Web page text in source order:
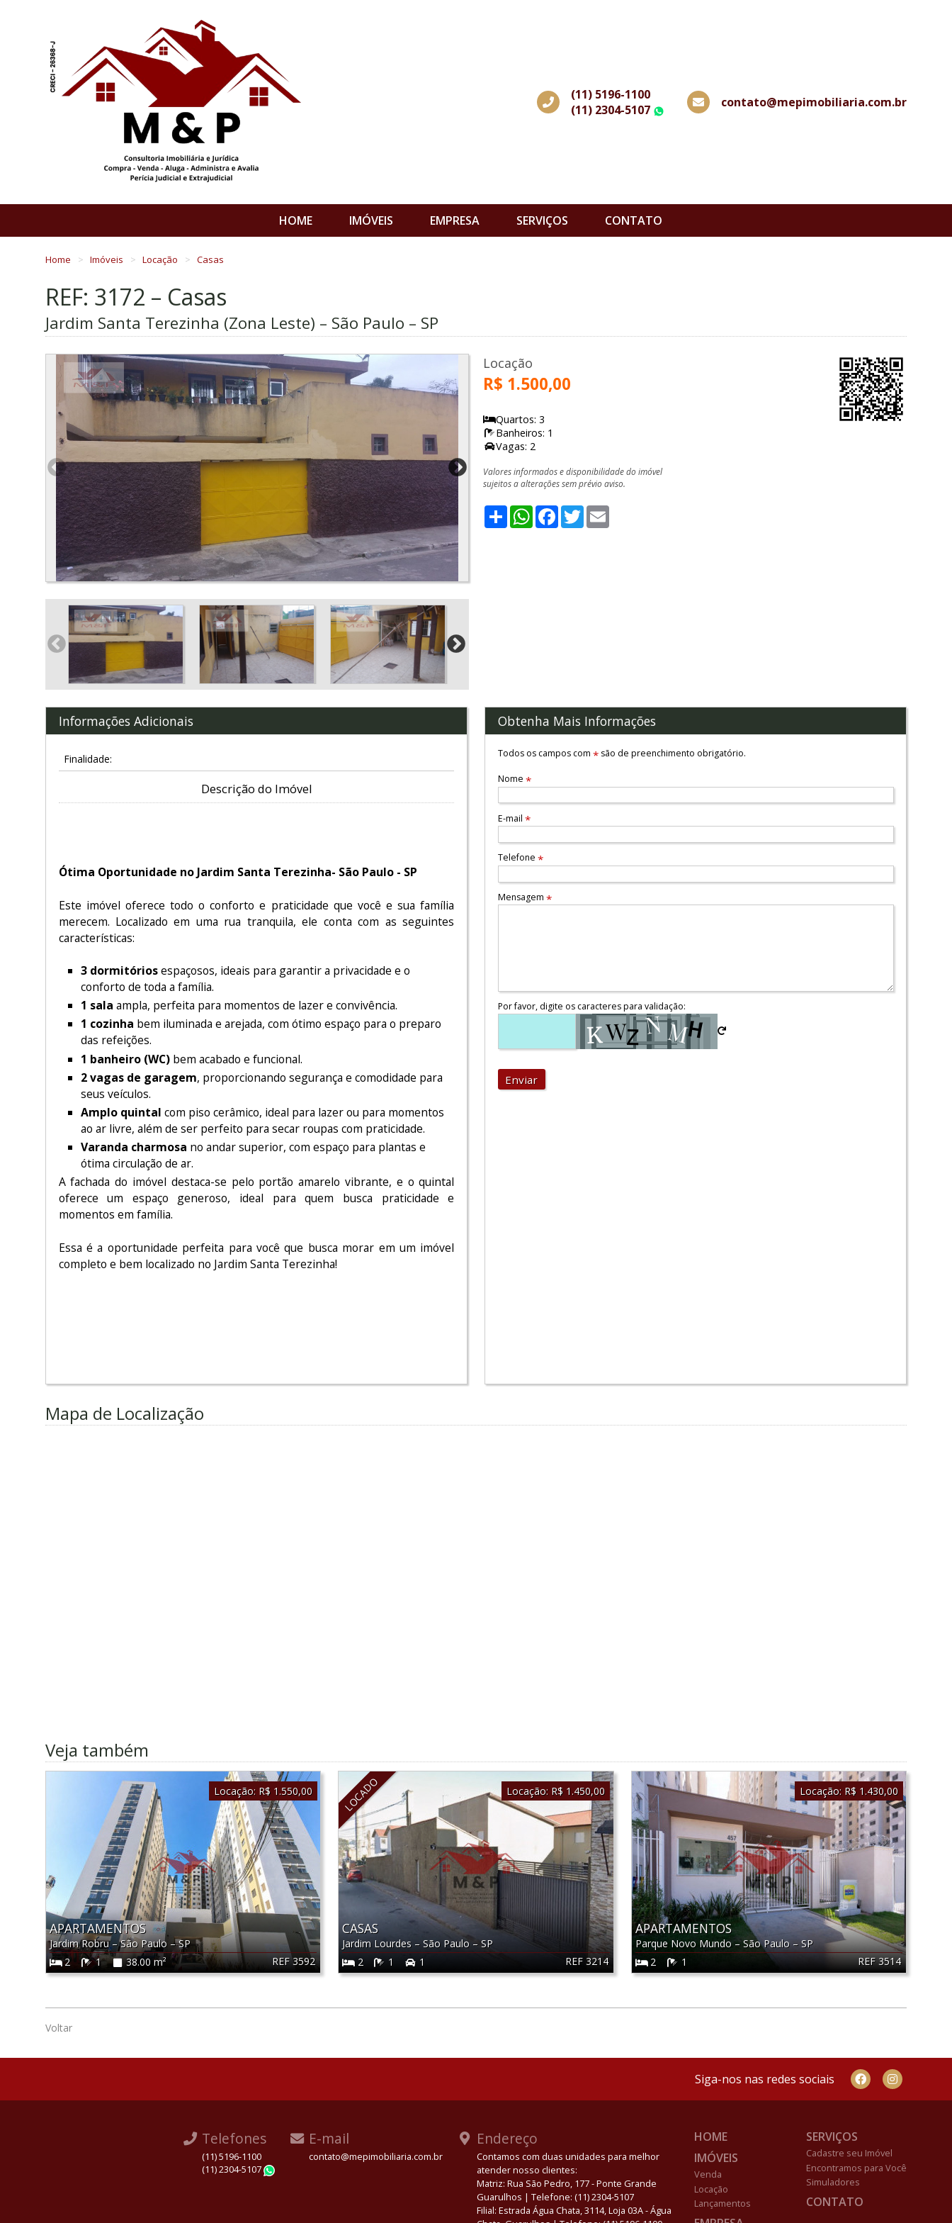
(11) 5196-1100
(11) 2304-5107
WhatsApp
contato@mepimobiliaria.com.br
HOME IMÓVEIS EMPRESA SERVIÇOS CONTATO
Home Imóveis Locação Casas
REF: 3172 – Casas
Jardim Santa Terezinha (Zona Leste) – São Paulo – SP
Locação
R$ 1.500,00
Quartos: 3
Banheiros: 1
Vagas: 2
Valores informados e disponibilidade do imóvel
sujeitos a alterações sem prévio aviso.
ShareWhatsApp
Facebook
Twitter
Informações Adicionais
Finalidade:
Descrição do Imóvel
Ótima Oportunidade no Jardim Santa Terezinha- São Paulo - SP
Este imóvel oferece todo o conforto e praticidade que você e sua família
merecem. Localizado em uma rua tranquila, ele conta com as seguintes
características:
3 dormitóriosespaçosos, ideais para garantir a privacidade e o
conforto de toda a família.
1 sala ampla, perfeita para momentos de lazer e convivência.
1 cozinha bem iluminada e arejada, com ótimo espaço para o preparo
das refeições.
1 banheiro (WC) bem acabado e funcional.
2 vagas de garagem, proporcionando segurança e comodidade para
seus veículos.
Amplo quintal com piso cerâmico, ideal para lazer ou para momentos
ao ar livre, além de ser perfeito para secar roupas com praticidade.
Varanda charmosa no andar superior, com espaço para plantas e
ótima circulação de ar.
A fachada do imóvel destaca-se pelo portão amarelo vibrante, e o quintal
oferece um espaço generoso, ideal para quem busca praticidade e
momentos em família.
Essa é a oportunidade perfeita para você que busca morar em um imóvel
completo e bem localizado no Jardim Santa Terezinha!
Obtenha Mais Informações
Todos os campos com *são de preenchimento obrigatório.
Nome *
E-mail *
Telefone *
Mensagem *
Por favor, digite os caracteres para validação:
Enviar
Mapa de Localização
Veja também
REF 3592
APARTAMENTOS
Jardim Robru–São Paulo –SP
2
1 38.00 m²
Locação: R$ 1.550,00 LOCADO
REF 3214
CASAS
Jardim Lourdes –São Paulo –SP
2
1 1
Locação: R$ 1.450,00
REF 3514
APARTAMENTOS
Parque Novo Mundo – São Paulo–SP
2
1
Locação: R$ 1.430,00
Voltar
Siga-nos nas redes sociais
Telefones
(11) 5196-1100
(11) 2304-5107
E-mail
contato@mepimobiliaria.com.br
Endereço
Contamos com duas unidades para melhor
atender nosso clientes:
Matriz: Rua São Pedro, 177 - Ponte Grande
Guarulhos | Telefone: (11) 2304-5107
Filial: Estrada Água Chata, 3114, Loja 03A - Água
HOME
IMÓVEIS
Venda
Locação
Lançamentos
SERVIÇOS
Cadastre seu Imóvel
Encontramos para Você
Simuladores
CONTATO